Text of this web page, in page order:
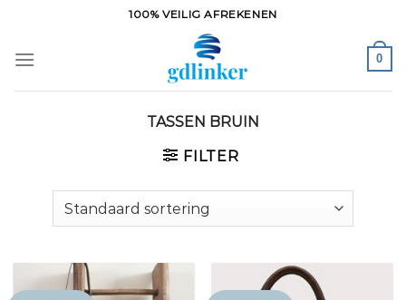
inhoud
100% VEILIG AFREKENEN
0
TASSEN BRUIN
FILTER